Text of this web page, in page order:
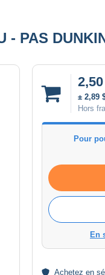
- PAS
± 2,89
Hors
Pour
En
Achetez en